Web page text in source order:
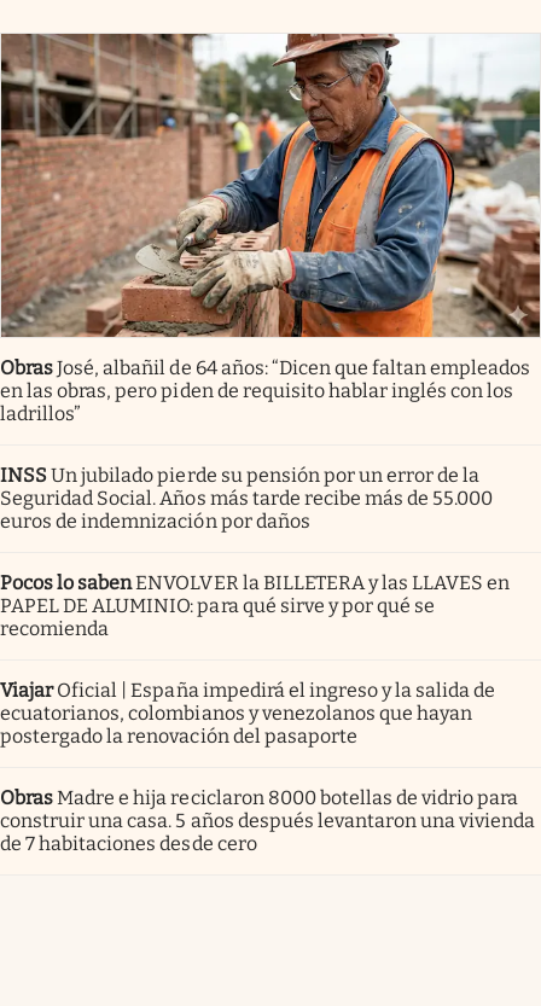
ObrasJosé, albañil de 64 años: “Dicen que faltan empleados
en las obras, pero piden de requisito hablar inglés con los
ladrillos”
INSSUn jubilado pierde su pensión por un error de la
Seguridad Social. Años más tarde recibe más de 55.000
euros de indemnización por daños
Pocos lo sabenENVOLVER la BILLETERA y las LLAVES en
PAPEL DE ALUMINIO: para qué sirve y por qué se
recomienda
Viajar Oficial | España impedirá el ingreso y la salida de
ecuatorianos, colombianos y venezolanos que hayan
postergado la renovación del pasaporte
ObrasMadre e hija reciclaron 8000 botellas de vidrio para
construir una casa. 5 años después levantaron una vivienda
de 7 habitaciones desde cero